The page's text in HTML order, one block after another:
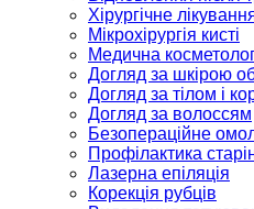
Хірургічне
Мікрохірургія кисті
Медична
Догляд за шкірою
Догляд за тілом і
Догляд за волоссям
Безопераційне
Профілактика
Лазерна епіляція
Корекція рубців